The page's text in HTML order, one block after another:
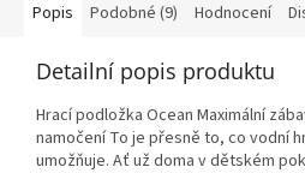
Popis Podobné (9) Hodnocení
Detailní popis produktu
Hrací podložka Ocean Maximální
namočení To je přesně to, co vodní
umožňuje. Ať už doma v dětském